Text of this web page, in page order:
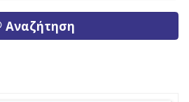
Αναζήτηση